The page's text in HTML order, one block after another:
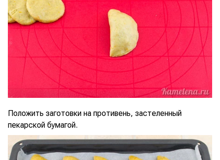
Положить заготовки на противень, застеленный
пекарской бумагой.